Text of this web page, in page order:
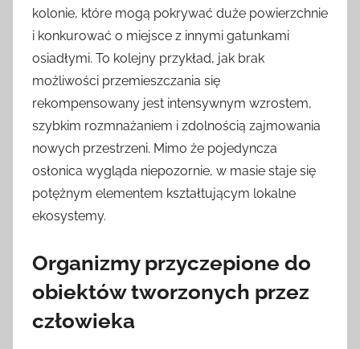
kolonie, które mogą pokrywać duże powierzchnie
i konkurować o miejsce z innymi gatunkami
osiadłymi. To kolejny przykład, jak brak
możliwości przemieszczania się
rekompensowany jest intensywnym wzrostem,
szybkim rozmnażaniem i zdolnością zajmowania
nowych przestrzeni. Mimo że pojedyncza
osłonica wygląda niepozornie, w masie staje się
potężnym elementem kształtującym lokalne
ekosystemy.
Organizmy przyczepione do
obiektów tworzonych przez
człowieka